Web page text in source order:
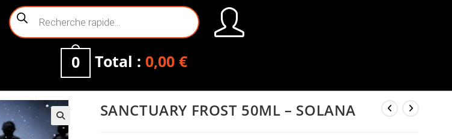
Recherche
de
0 Total : 0,00 €
SANCTUARY FROST 50ML – SOLANA